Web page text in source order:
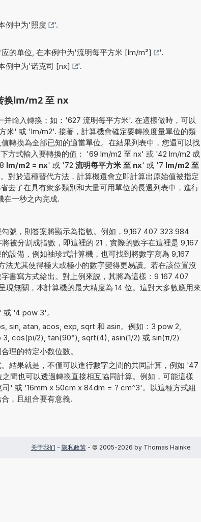
例中为'照度
'.
的单位, 在本例中为'流明每平方米 [lm/m²]
'.
例中为'诺克司 [nx] '.
换lm/m2 至 nx
輸入轉換；如：'627 流明每平方米'. 在這樣做時，可以
米' 或 'lm/m2'. 接著，計算機會確定要轉換度量單位的類
轉換為全部已知的適當單位。在結果列表中，您還可以找
方式輸入要轉換的值： '69 lm/m2 至 nx' 或 '42 lm/m2 成
lm/m2 = nx' 或 '72 流明每平方米 至 nx' 或 '7 lm/m2 至
對於這種替代方法，計算機還會立即計算出原始值被指定
去了在具有衆多類別和大量可用單位的長選列表中，進行
在一秒之內完成.
號，則答案將顯示為指數。例如，9,167 407 323 984
被分割成指數，即這裡的 21，實際的數字在這裡是 9,167
設備，例如袖珍式計算機，也可找到將數字寫為 9,167
法尤其使得極大或極小的數字變得更易讀。若在該位置沒
書寫方式給出。對上例來説，其將為這樣：9 167 407
無關，本計算機的最大精度為 14 位。這對大多數應用來
'4 pow 3'。
sin, atan, acos, exp, sqrt 和 asin。例如：3 pow 2,
cos(pi/2), tan(90°), sqrt(4), asin(1/2) 或 sin(π/2)
理的特定小数位数。
結果就是，不僅可以進行數字之間的共同計算，例如 '47
間也可以透過轉換直接相互協同計算。例如，可能這樣
司' 或 '16mm x 50cm x 84dm = ? cm^3'。以這種方式組
，且組合要有意義.
关于我们 - 隐私政策- © 2005-2026 by Thomas Hainke